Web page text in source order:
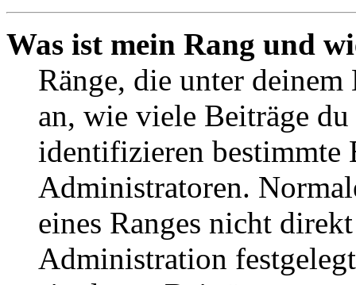
Was ist mein Rang und
Ränge, die unter deinem
an, wie viele Beiträge
identifizieren bestimmte
Administratoren.
eines Ranges nicht
Administration